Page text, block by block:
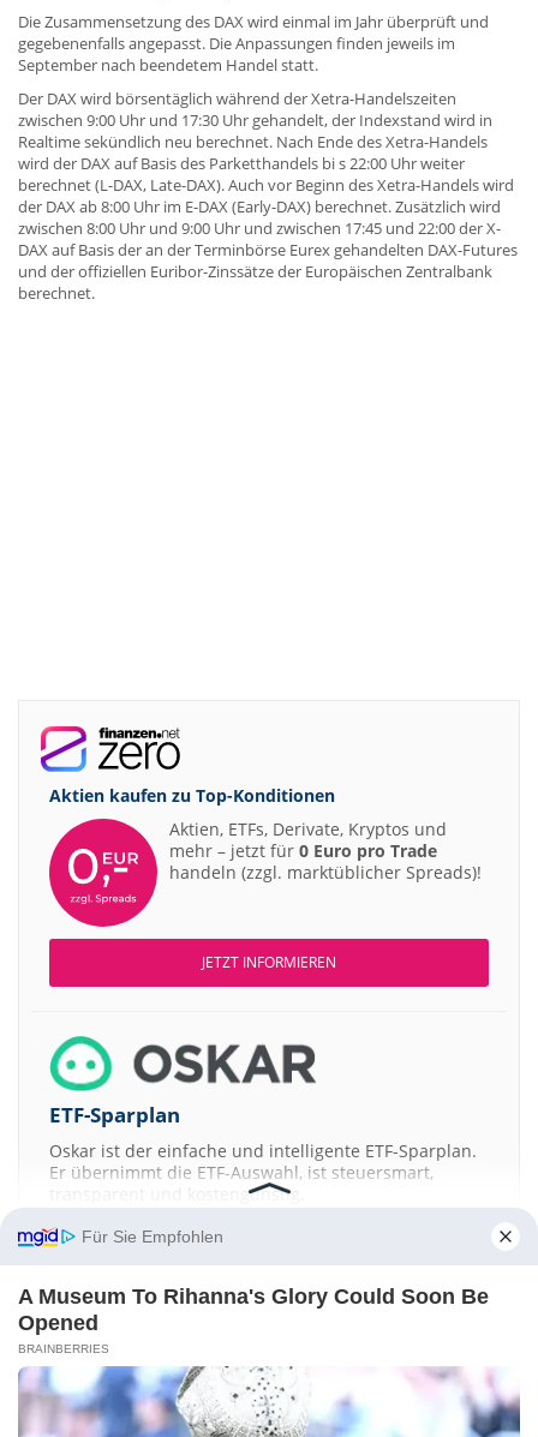
Die Zusammensetzung des DAX wird einmal im Jahr überprüft und
gegebenenfalls angepasst. Die Anpassungen finden jeweils im
September nach beendetem Handel statt.
Der DAX wird börsentäglich während der Xetra-Handelszeiten
zwischen 9:00 Uhr und 17:30 Uhr gehandelt, der Indexstand wird in
Realtime sekündlich neu berechnet. Nach Ende des Xetra-Handels
wird der DAX auf Basis des Parketthandels bi s 22:00 Uhr weiter
berechnet (L-DAX, Late-DAX). Auch vor Beginn des Xetra-Handels wird
der DAX ab 8:00 Uhr im E-DAX (Early-DAX) berechnet. Zusätzlich wird
zwischen 8:00 Uhr und 9:00 Uhr und zwischen 17:45 und 22:00 der X-
DAX auf Basis der an der Terminbörse Eurex gehandelten DAX-Futures
und der offiziellen Euribor-Zinssätze der Europäischen Zentralbank
berechnet.
Aktien kaufen zu Top-Konditionen
Aktien, ETFs, Derivate, Kryptos und
mehr – jetzt für 0 Euro pro Trade
handeln (zzgl. marktüblicher Spreads)!
JETZT INFORMIEREN
ETF-Sparplan
Oskar ist der einfache und intelligente ETF-Sparplan.
Er übernimmt die ETF-Auswahl, ist steuersmart,
transparent und kostengünstig.
JETZT MEHR ERFAHREN
Aktien ATX DAX EuroStoxx 50 Dow Jones NASDAQ 100
Nikkei 225
S&P 500
Für Sie Empfohlen
A Museum To Rihanna's Glory Could Soon Be
Opened
BRAINBERRIES